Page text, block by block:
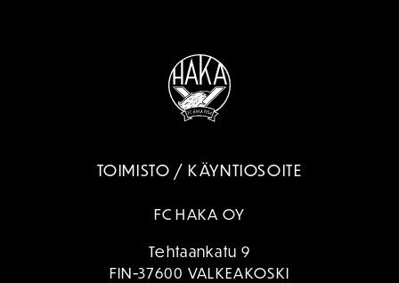
TOIMISTO / KÄYNTIOSOITE
FC HAKA OY
Tehtaankatu 9
FIN-37600 VALKEAKOSKI